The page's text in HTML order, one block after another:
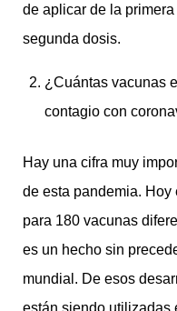
de aplicar de la
segunda dosis.
¿Cuántas vacunas
contagio con
Hay una cifra muy
de esta pandemia.
para 180 vacunas
es un hecho sin
mundial. De esos
están siendo utilizadas